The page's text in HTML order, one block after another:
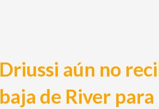
Driussi aún no
baja de River